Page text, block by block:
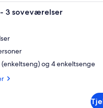
3 soveværelser
(enkeltseng) og 4 enkeltsenge